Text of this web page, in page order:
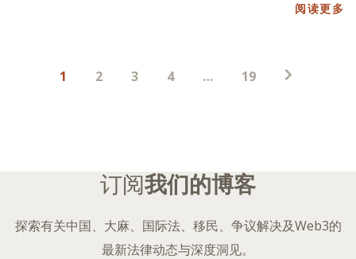
阅读更多
1 2 3 4 … 19
订阅我们的博客
探索有关中国、大麻、国际法、移民、争议解决及Web3的
最新法律动态与深度洞见。